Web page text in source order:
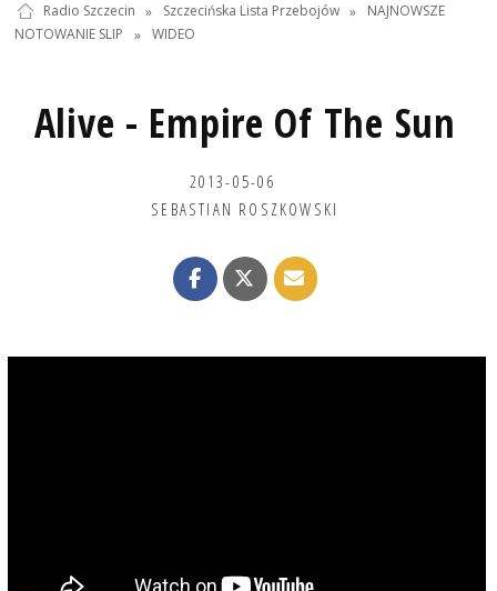
Radio Szczecin » Szczecińska Lista Przebojów »
NAJNOWSZE
NOTOWANIE SLIP
» WIDEO
Alive - Empire Of The Sun
2013-05-06
SEBASTIAN ROSZKOWSKI